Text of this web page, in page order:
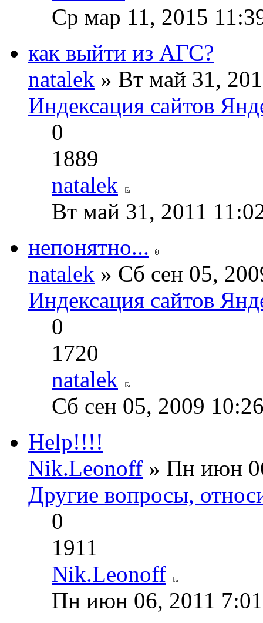
Ср мар 11, 2015
как выйти из АГС?
natalek » Вт май 31,
Индексация сайтов
0
1889
natalek
Вт май 31, 2011
непонятно...
natalek » Сб сен 05,
Индексация сайтов
0
1720
natalek
Сб сен 05, 2009
Help!!!!
Nik.Leonoff » Пн июн
Другие вопросы,
0
1911
Nik.Leonoff
Пн июн 06, 2011